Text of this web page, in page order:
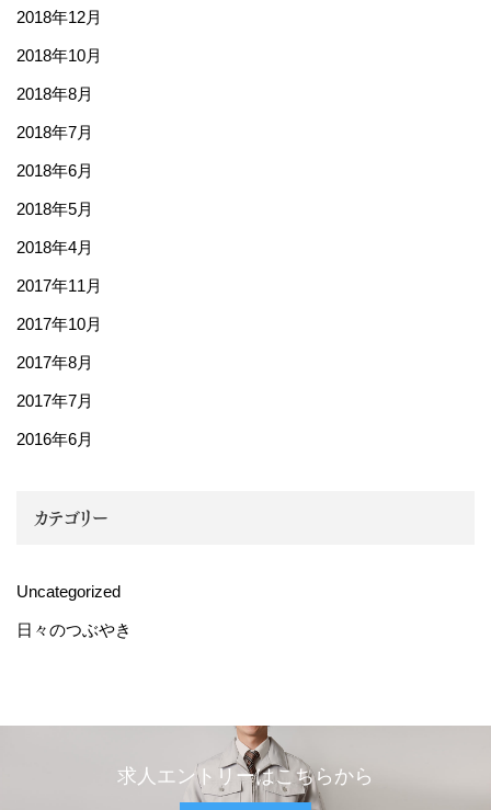
2018年12月
2018年10月
2018年8月
2018年7月
2018年6月
2018年5月
2018年4月
2017年11月
2017年10月
2017年8月
2017年7月
2016年6月
カテゴリー
Uncategorized
日々のつぶやき
求人エントリーはこちらから